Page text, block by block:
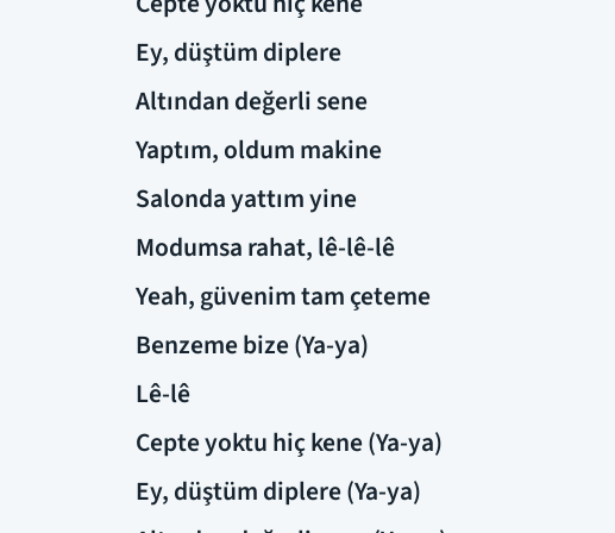
Ey, düştüm diplere
Altından değerli sene
Yaptım, oldum makine
Salonda yattım yine
Modumsa rahat, lê-lê-lê
Yeah, güvenim tam çeteme
Benzeme bize (Ya-ya)
Lê-lê
Cepte yoktu hiç kene (Ya-ya)
Ey, düştüm diplere (Ya-ya)